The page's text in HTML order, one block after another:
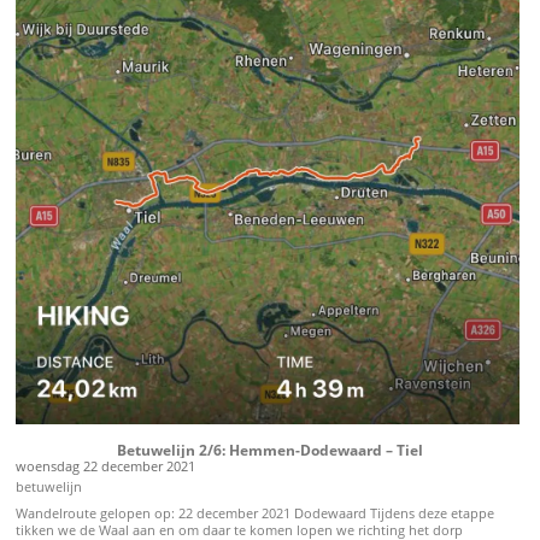
bekend voor. Het is een dienstregelpunt voor de betuwelijn en een knooppunt
van autowegen. Nogmaals het spoor oversteken en er paralel langs lopen. Een
wit rood treintje van Arriva snelt misschien wel langs je heen. De A50 onderdoor
gestoken een weg in naar rechts. Vogels vliegen weg en eenden kwaken in de
rust. Voor zolang het duurt, want de Weteringsewal is een weg waar we een tijdje
langs lopen en dat is ook een weg waar de automobilist graag over heen rijdt.
Mijn excuses alvast een alternatief was niet voorhanden. Rechts van deze weg
stroomt de langste rivier van Nederland, de Linge. En de Linge gaan we nog vaker
tegenkomen tijdens de wandeltocht naar Dordrecht. Na een saai stuk lopen kom
je in Zetten en daar kun je de drukte weer achter je laten en duik je een
wandelpad op, langs de Linge. Je loopt nog langs een washuisje. Dat washuisje
werd vroeger gebruikt voor de baron van Kasteel Hemmen maar tegenwoordig
kun je er slapen, in een bedstee en zonder elektriciteit. Hemmen Ga terug in de
tijd of loop door. Over het terrein van Hemmen. Dit landgoed is best groot en we
wandelen er gewoon over, langs de oude moestuin naar de boerderijen van nu.
In de verte ligt het spoor en met een klein geslinger komt station Hemmen-
Dodewaard in zicht. Met nog een prachtig stationsgebouw van het type
Standaardtype Hemmen. Hemmen zeg je? Ja, dit was dus het eerste
stationsgebouw van dit type en is in 1881 gebouwd. Er zijn 17 stuks gebouwd in
den lande waarvan er nog 6 staan (Hemmen-Dodewaard, Avenhorn, Boxmeer,
Cuijk, Meerlo-Tienray en Woudenberg-Scherpenzeel) Betuwelijn etappe 1: Elst –
Hemmen-Dodewaard
Betuwelijn 2/6: Hemmen-Dodewaard – Tiel
woensdag 22 december 2021
betuwelijn
Wandelroute gelopen op: 22 december 2021 Dodewaard Tijdens deze etappe
tikken we de Waal aan en om daar te komen lopen we richting het dorp